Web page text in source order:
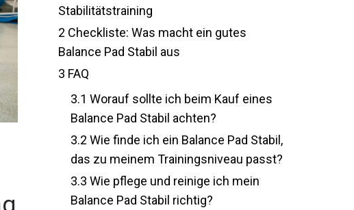
Stabilitätstraining
Checkliste: Was macht ein gutes
Balance Pad Stabil aus
FAQ
3.1Worauf sollte ich beim Kauf eines
Balance Pad Stabil achten?
3.2Wie finde ich ein Balance Pad Stabil,
das zu meinem Trainingsniveau passt?
3.3Wie pflege und reinige ich mein
Balance Pad Stabil richtig?